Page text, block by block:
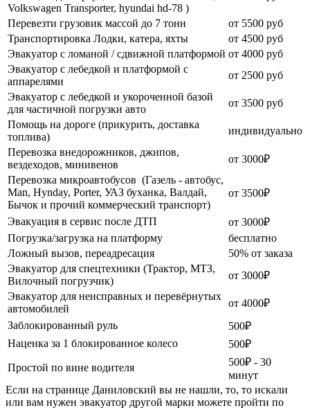
Volkswagen Transporter, hyundai hd-78 )
Перевезти грузовик массой до 7 тонн
от 5500 руб
Транспортировка Лодки, катера, яхты
от 4500 руб
Эвакуатор c ломаной / сдвижной платформой от 4000 руб
Эвакуатор с лебедкой и платформой с
аппарелями
от 2500 руб
Эвакуатор с лебедкой и укороченной базой
для частичной погрузки авто
от 3500 руб
Помощь на дороге (прикурить, доставка
топлива)
индивидуально
Перевозка внедорожников, джипов,
вездеходов, минивенов
от 3000₽
Перевозка микроавтобусов (Газель - автобус,
Man, Hynday, Porter, УАЗ буханка, Валдай,
Бычок и прочий коммерческий транспорт)
от 3500₽
Эвакуация в сервис после ДТП
от 3000₽
Погрузка/загрузка на платформу
бесплатно
Ложный вызов, переадресация
50% от заказа
Эвакуатор для спецтехники (Трактор, МТЗ,
Вилочный погрузчик)
от 3000₽
Эвакуатор для неисправных и перевёрнутых
автомобилей
от 4000₽
Заблокированный руль
500₽
Наценка за 1 блокированное колесо
500₽
Простой по вине водителя
500₽ - 30
минут
Если на странице Даниловский вы не нашли, то, то искали
или вам нужен эвакуатор другой марки можете пройти по